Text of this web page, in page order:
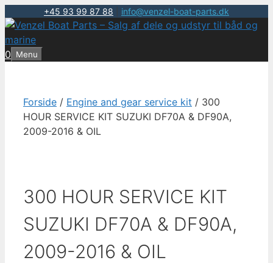
+45 93 99 87 88 info@venzel-boat-parts.dk
Hop
til
indhold
0 Menu
Forside / Engine and gear service kit / 300
HOUR SERVICE KIT SUZUKI DF70A & DF90A,
2009-2016 & OIL
300 HOUR SERVICE KIT
SUZUKI DF70A & DF90A,
2009-2016 & OIL